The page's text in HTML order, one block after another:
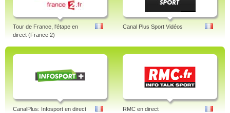
Tour de France, l'étape en
direct (France 2)
Canal Plus Sport Vidéos
CanalPlus: Infosport en direct RMC en direct